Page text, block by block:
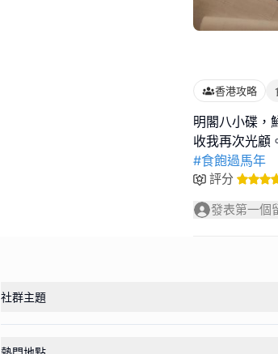
香港攻略
明閣八小碟，
#食飽過馬年
評分
發表第一個
社群主題